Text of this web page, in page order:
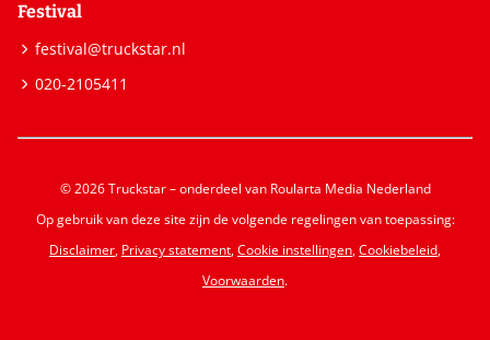
Festival
festival@truckstar.nl
020-2105411
© 2026 Truckstar – onderdeel van Roularta Media Nederland
Op gebruik van deze site zijn de volgende regelingen van toepassing:
Disclaimer, Privacy statement,Cookie instellingen,Cookiebeleid,
Voorwaarden.